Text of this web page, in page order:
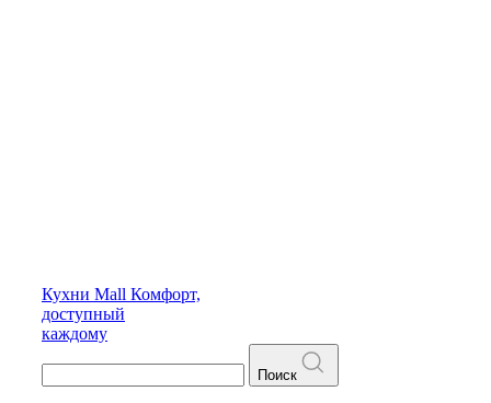
Кухни Mall Комфорт,
доступный
каждому
Поиск